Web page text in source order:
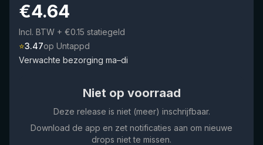
€4.64
Incl. BTW + €0.15 statiegeld
⭐3.47op Untappd
Verwachte bezorging ma–di
Niet op voorraad
Deze release is niet (meer) inschrijfbaar.
Download de app en zet notificaties aan om nieuwe
drops niet te missen.